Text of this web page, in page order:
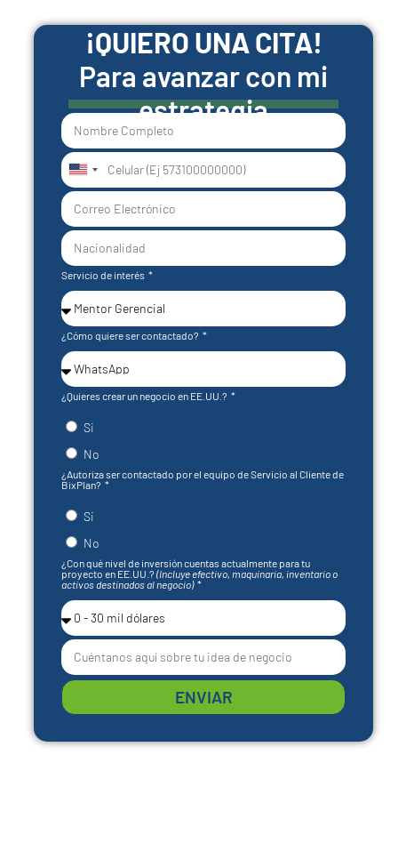
¡QUIERO UNA CITA!
Para avanzar con mi
estrategia
United
States
+1
Servicio de interés
¿Cómo quiere ser contactado?
¿Quieres crear un negocio en EE.UU.?
Si
No
¿Autoriza ser contactado por el equipo de Servicio al Cliente de
BixPlan?
Si
No
¿Con qué nivel de inversión cuentas actualmente para tu
proyecto en EE.UU.? (Incluye efectivo, maquinaria, inventario o
activos destinados al negocio)
ENVIAR